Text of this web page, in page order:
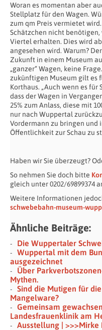
Woran es momentan aber
Stellplatz für den Wagen.
zum qm Preis vermietet
Schätzchen nicht
Viertel erhalten. Dies wird
angesehen wird. Warum?
Zukunft in einem Museum
„ganzer“ Wagen, keine
zukünftigen Museum gilt es
Korthaus. „Auch wenn es
dass der Wagen in
25% zum Anlass, diese mit
nur nach Wuppertal
Vordermann zu bringen und
Öffentlichkeit zur Schau zu
Haben wir Sie überzeugt?
So nehmen Sie doch bitte
gleich unter 0202/69899374
Weitere Informationen
schwebebahn-museum-
Ähnliche Beiträge:
Die Wuppertaler
Wuppertal mit dem
ausgezeichnet
Über
Mythen.
Sind die Mutigen für
Mangelware?
Gemeinsam
Landesfrauenklinik am
Ausstellung | >>>Mirke